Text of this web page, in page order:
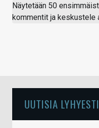
Näytetään 50
kommentit ja keskustele
UUTISIA LYHYESTI